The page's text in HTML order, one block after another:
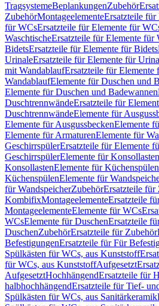
TragsystemeBeplankungenZubehör
ZubehörMontageelementeErsatzteile für
für WCsErsatzteile für Elemente für
WaschtischeErsatzteile für Elemente für
BidetsErsatzteile für Elemente für Bidets
UrinaleErsatzteile für Elemente für
mit WandablaufErsatzteile für Elemente
WandablaufElemente für Duschen und
Elemente für Duschen und Badewannen
DuschtrennwändeErsatzteile für
DuschtrennwändeElemente für
Elemente für AusgussbeckenElemente
Elemente für ArmaturenElemente für
GeschirrspülerErsatzteile für Elemente
GeschirrspülerElemente für Konsollasten
KonsollastenElemente für Küchenspülen
KüchenspülenElemente für
für WandspeicherZubehörErsatzteile für
KombifixMontageelementeErsatzteile
MontageelementeElemente für WCs
WCsElemente für DuschenErsatzteile
DuschenZubehörErsatzteile für Zubehör
BefestigungenErsatzteile für Für
Spülkästen für WCs, aus Kunststoff
für WCs, aus KunststoffAufgesetzt
AufgesetztHochhängendErsatzteile für
halbhochhängendErsatzteile für Tief-
Spülkästen für WCs, aus Sanitärkeramik